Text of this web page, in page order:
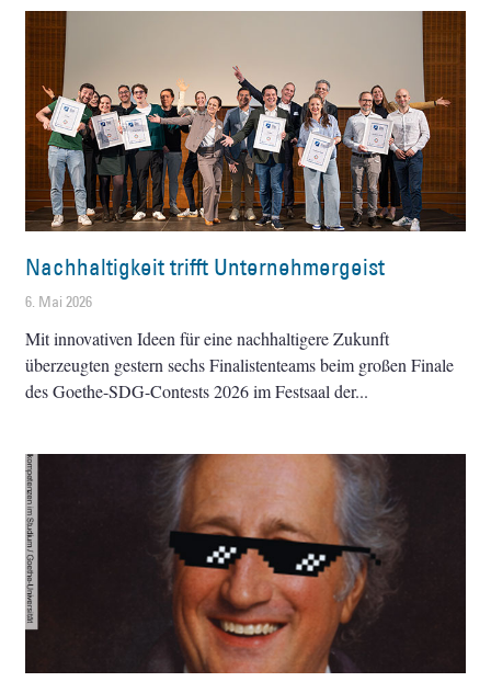
Nachhaltigkeit trifft Unternehmergeist
6. Mai 2026
Mit innovativen Ideen für eine nachhaltigere Zukunft
überzeugten gestern sechs Finalistenteams beim großen Finale
des Goethe-SDG-Contests 2026 im Festsaal der